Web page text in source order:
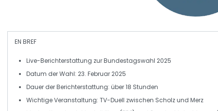
EN BREF
Live-Berichterstattung zurBundestagswahl 2025
Datum der Wahl: 23. Februar 2025
Dauer der Berichterstattung: über 18 Stunden
Wichtige Veranstaltung: TV-Duell zwischen Scholz und Merz